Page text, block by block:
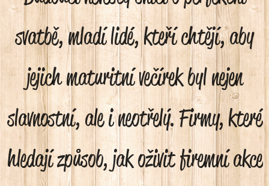
svatbě, mladí lidé, kteří chtějí, aby
jejich maturitní večírek byl nejen
slavnostní, ale i neotřelý. Firmy, které
hledají způsob, jak oživit firemní akce